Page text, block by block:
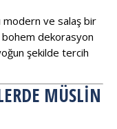
modern ve salaş bir
dekorasyon
şekilde tercih
MÜSLIN